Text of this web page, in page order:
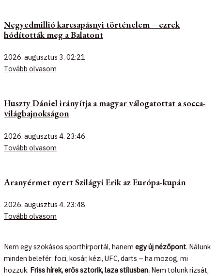
Negyedmillió karcsapásnyi történelem – ezrek
hódították meg a Balatont
2026. augusztus 3. 02:21
Tovább olvasom
Huszty Dániel irányítja a magyar válogatottat a socca-
világbajnokságon
2026. augusztus 4. 23:46
Tovább olvasom
Aranyérmet nyert Szilágyi Erik az Európa-kupán
2026. augusztus 4. 23:48
Tovább olvasom
Nem egy szokásos sporthírportál, hanem egy új nézőpont. Nálunk
minden belefér: foci, kosár, kézi, UFC, darts – ha mozog, mi
hozzuk. Friss hírek, erős sztorik, laza stílusban. Nem tolunk rizsát,